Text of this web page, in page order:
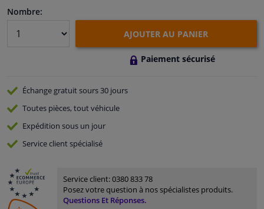
Capteurs & électronique
Nombre:
AJOUTER AU PANIER
Paiement sécurisé
Échange gratuitsours 30 jours
Toutes pièces, tout véhicule
Expédition sous un jour
Serviceclient spécialisé
Service client:0380 833 78
Posez votre question à nos spécialistes produits.
Questions Et Réponses.